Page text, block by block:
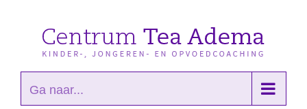
Ga naar...